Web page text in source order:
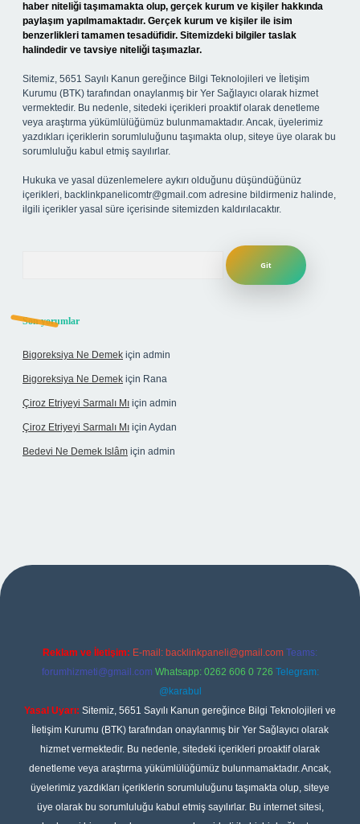
haber niteliği taşımamakta olup, gerçek kurum ve kişiler hakkında
paylaşım yapılmamaktadır. Gerçek kurum ve kişiler ile isim
benzerlikleri tamamen tesadüfidir. Sitemizdeki bilgiler taslak
halindedir ve tavsiye niteliği taşımazlar.
Sitemiz, 5651 Sayılı Kanun gereğince Bilgi Teknolojileri ve İletişim
Kurumu (BTK) tarafından onaylanmış bir Yer Sağlayıcı olarak hizmet
vermektedir. Bu nedenle, sitedeki içerikleri proaktif olarak denetleme
veya araştırma yükümlülüğümüz bulunmamaktadır. Ancak, üyelerimiz
yazdıkları içeriklerin sorumluluğunu taşımakta olup, siteye üye olarak bu
sorumluluğu kabul etmiş sayılırlar.
Hukuka ve yasal düzenlemelere aykırı olduğunu düşündüğünüz
içerikleri, backlinkpanelicomtr@gmail.com adresine bildirmeniz halinde,
ilgili içerikler yasal süre içerisinde sitemizden kaldırılacaktır.
Son yorumlar
Bigoreksiya Ne Demek için admin
Bigoreksiya Ne Demek için Rana
Çiroz Etriyeyi Sarmalı Mı için admin
Çiroz Etriyeyi Sarmalı Mı için Aydan
Bedevi Ne Demek Islâm için admin
Reklam ve İletişim: E-mail: backlinkpaneli@gmail.com Teams:
forumhizmeti@gmail.com Whatsapp: 0262 606 0 726 Telegram:
@karabul
Yasal Uyarı: Sitemiz, 5651 Sayılı Kanun gereğince Bilgi Teknolojileri ve
İletişim Kurumu (BTK) tarafından onaylanmış bir Yer Sağlayıcı olarak
hizmet vermektedir. Bu nedenle, sitedeki içerikleri proaktif olarak
denetleme veya araştırma yükümlülüğümüz bulunmamaktadır. Ancak,
üyelerimiz yazdıkları içeriklerin sorumluluğunu taşımakta olup, siteye
üye olarak bu sorumluluğu kabul etmiş sayılırlar. Bu internet sitesi,